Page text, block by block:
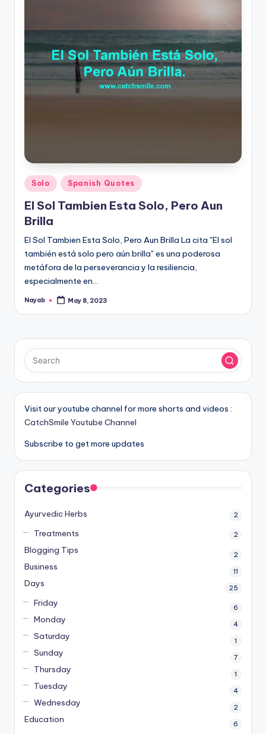
Posted
in
Solo Spanish Quotes
El Sol Tambien Esta Solo, Pero Aun
Brilla
El Sol Tambien Esta Solo, Pero Aun Brilla La cita "El sol
también está solo pero aún brilla" es una poderosa
metáfora de la perseverancia y la resiliencia,
especialmente en…
Posted
Nayab May 8, 2023
Visit our youtube channel for more shorts and videos :
CatchSmile Youtube Channel
Subscribe to get more updates
Categories
Ayurvedic Herbs 2
Treatments 2
Blogging Tips 2
Business 11
Days 25
Friday 6
Monday 4
Saturday 1
Sunday 7
Thursday 1
Tuesday 4
Wednesday 2
Education 6